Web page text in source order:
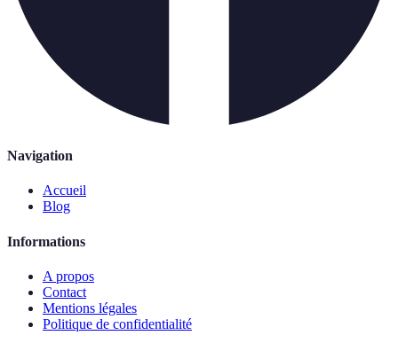
Navigation
Accueil
Blog
Informations
A propos
Contact
Mentions légales
Politique de confidentialité